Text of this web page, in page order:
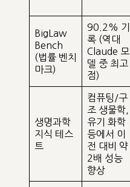
BigLaw
Bench
(법률 벤치
마크)
90.2% 기
록 (역대
Claude 모
델 중 최고
점)
생명과학
지식 테스
트
컴퓨팅/구
조 생물학,
유기 화학
등에서 이
전 대비 약
2배 성능
향상